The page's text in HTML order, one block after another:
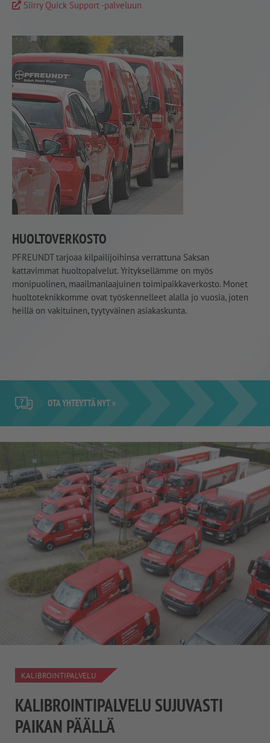
Siirry Quick Support -palveluun
HUOLTOVERKOSTO
PFREUNDT tarjoaa kilpailijoihinsa verrattuna Saksan
kattavimmat huoltopalvelut. Yrityksellämme on myös
monipuolinen, maailmanlaajuinen toimipaikkaverkosto. Monet
huoltoteknikkomme ovat työskennelleet alalla jo vuosia, joten
heillä on vakituinen, tyytyväinen asiakaskunta.
OTA YHTEYTTÄ NYT »
KALIBROINTIPALVELU
KALIBROINTIPALVELU SUJUVASTI
PAIKAN PÄÄLLÄ